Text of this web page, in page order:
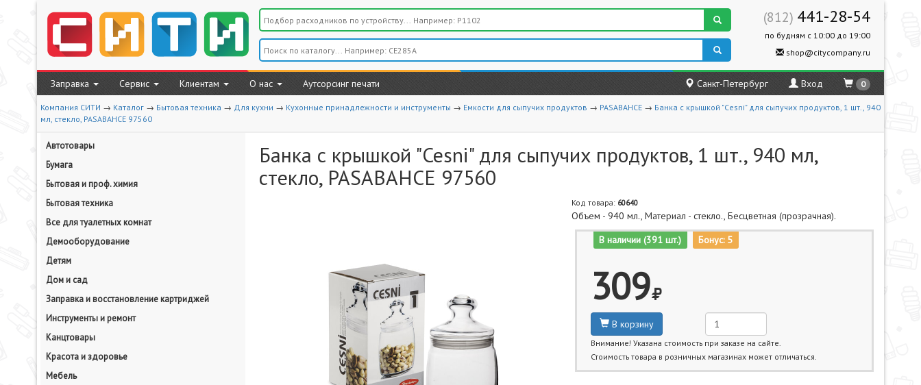
(812) 441-28-54
по будням с 10:00 до 19:00
shop@citycompany.ru
Заправка Сервис Клиентам О нас Аутсорсинг печати Санкт-Петербург Вход 0
Компания СИТИ → Каталог → Бытовая техника → Для кухни → Кухонные принадлежности и инструменты → Емкости для сыпучих продуктов → PASABAHCE → Банка с крышкой "Cesni" для сыпучих продуктов, 1 шт., 940
мл, стекло, PASABAHCE 97560
Автотовары
Бумага
Бытовая и проф. химия
Бытовая техника
Все для туалетных комнат
Демооборудование
Детям
Дом и сад
Заправка и восстановление картриджей
Инструменты и ремонт
Канцтовары
Красота и здоровье
Мебель
Банка с крышкой "Cesni" для сыпучих продуктов, 1 шт., 940 мл,
стекло, PASABAHCE 97560
Код товара: 60640
Объем - 940 мл., Материал - стекло., Бесцветная (прозрачная).
В наличии (391 шт.)
Бонус: 5
309
В корзину
Внимание! Указана стоимость при заказе на сайте.
Стоимость товара в розничных магазинах может отличаться.